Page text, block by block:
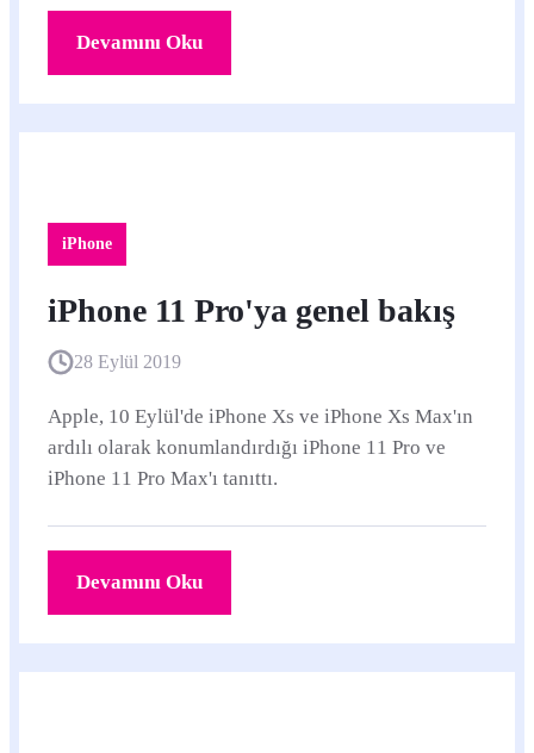
Devamını Oku
iPhone
iPhone 11 Pro'ya genel bakış
28 Eylül 2019
Apple, 10 Eylül'de iPhone Xs ve iPhone Xs Max'ın
ardılı olarak konumlandırdığı iPhone 11 Pro ve
iPhone 11 Pro Max'ı tanıttı.
Devamını Oku